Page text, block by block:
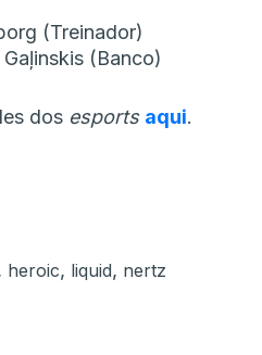
(Treinador)
Gaļinskis (Banco)
dos esports aqui.
heroic, liquid, nertz